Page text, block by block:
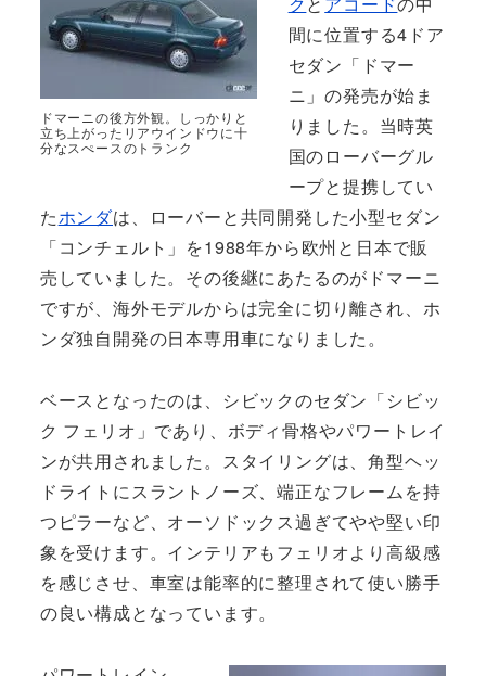
ドマーニの後方外観。しっかりと
立ち上がったリアウインドウに十
分なスぺースのトランク
間に位置する4ドア
セダン「ドマー
ニ」の発売が始ま
りました。当時英
国のローバーグル
ープと提携してい
たホンダは、ローバーと共同開発した小型セダン
「コンチェルト」を1988年から欧州と日本で販
売していました。その後継にあたるのがドマーニ
ですが、海外モデルからは完全に切り離され、ホ
ンダ独自開発の日本専用車になりました。
ベースとなったのは、シビックのセダン「シビッ
ク フェリオ」であり、ボディ骨格やパワートレイ
ンが共用されました。スタイリングは、角型ヘッ
ドライトにスラントノーズ、端正なフレームを持
つピラーなど、オーソドックス過ぎてやや堅い印
象を受けます。インテリアもフェリオより高級感
を感じさせ、車室は能率的に整理されて使い勝手
の良い構成となっています。